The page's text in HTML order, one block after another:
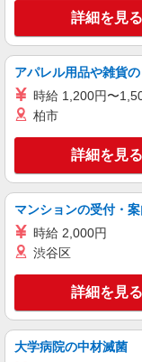
キープ
派遣社員
株式会社kotrio /●OK-H-
備
通
キープ
派遣社員
株式会社kotrio /●OK-H-
備
ゆ
詳細を見る
アパレル用品や雑貨
時給 1,200円〜
柏市
詳細を見る
マンションの受付・
時給 2,000円
渋谷区
詳細を見る
大学病院の中材滅菌